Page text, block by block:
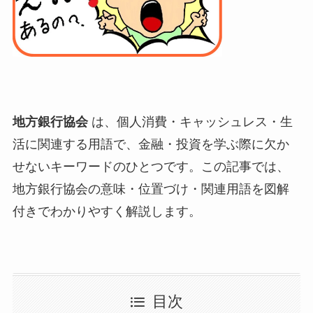
地方銀行協会は、個人消費・キャッシュレス・生
活に関連する用語で、金融・投資を学ぶ際に欠か
せないキーワードのひとつです。この記事では、
地方銀行協会の意味・位置づけ・関連用語を図解
付きでわかりやすく解説します。
目次